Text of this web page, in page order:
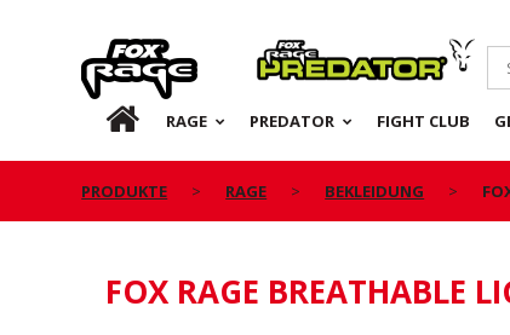
Rage Predator
DE RAGE PREDATOR FIGHT CLUB
PRODUKTE RAGE BEKLEIDUNG
FOX RAGE BREATHABLE